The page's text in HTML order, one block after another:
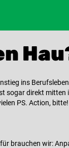
ins
sogar direkt mitten
PS. Action,
brauchen wir: